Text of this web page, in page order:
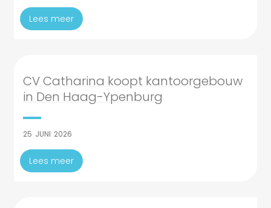
Lees meer
CV Catharina koopt kantoorgebouw
in Den Haag-Ypenburg
25 JUNI 2026
Lees meer